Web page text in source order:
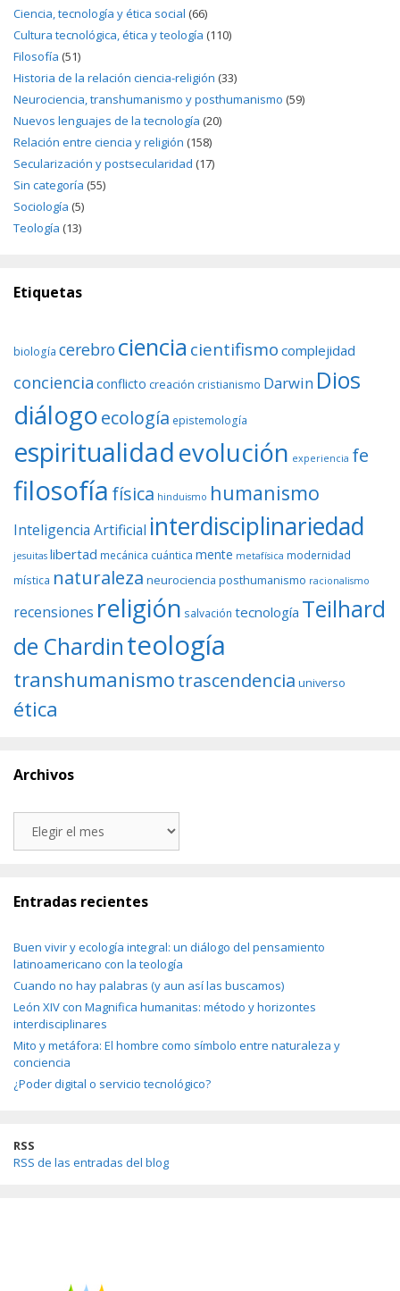
Ciencia, tecnología y ética social (66)
Cultura tecnológica, ética y teología (110)
Filosofía (51)
Historia de la relación ciencia-religión (33)
Neurociencia, transhumanismo y posthumanismo (59)
Nuevos lenguajes de la tecnología (20)
Relación entre ciencia y religión (158)
Secularización y postsecularidad (17)
Sin categoría (55)
Sociología (5)
Teología (13)
Etiquetas
biología cerebro ciencia cientifismo complejidad
conciencia conflicto creación cristianismo Darwin Dios
diálogoecología epistemología
espiritualidadevolución experiencia fe
filosofía física hinduismo humanismo
Inteligencia Artificial interdisciplinariedad
jesuitas libertad mecánica cuántica mente metafísica modernidad
mística naturaleza neurociencia posthumanismo racionalismo
recensiones religión salvación tecnología Teilhard
de Chardinteología
transhumanismotrascendencia universo
ética
Archivos
Entradas recientes
Buen vivir y ecología integral: un diálogo del pensamiento
latinoamericano con la teología
Cuando no hay palabras (y aun así las buscamos)
León XIV con Magnifica humanitas: método y horizontes
interdisciplinares
Mito y metáfora: El hombre como símbolo entre naturaleza y
conciencia
¿Poder digital o servicio tecnológico?
RSS
RSS de las entradas del blog